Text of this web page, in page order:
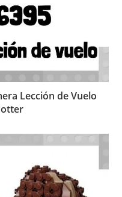
Lección de Vuelo